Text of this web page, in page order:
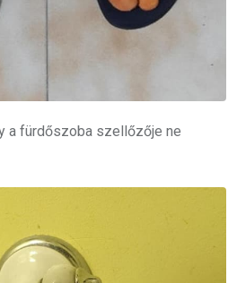
a fürdőszoba szellőzője ne